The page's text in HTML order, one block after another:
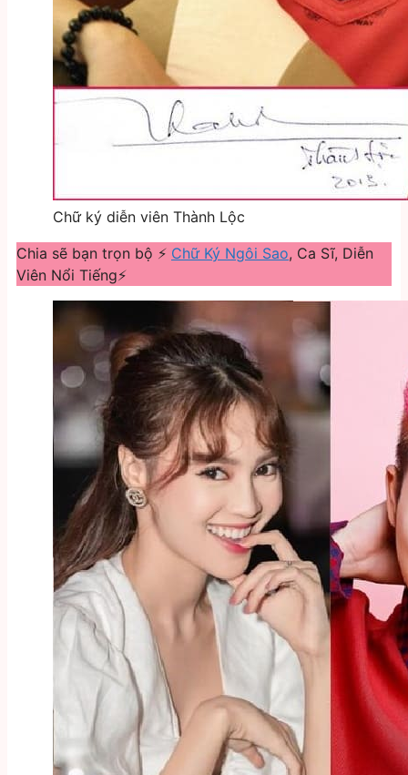
Chữ ký diễn viên Thành Lộc
Chia sẽ bạn trọn bộ ⚡ Chữ Ký Ngôi Sao, Ca Sĩ, Diễn
Viên Nổi Tiếng⚡